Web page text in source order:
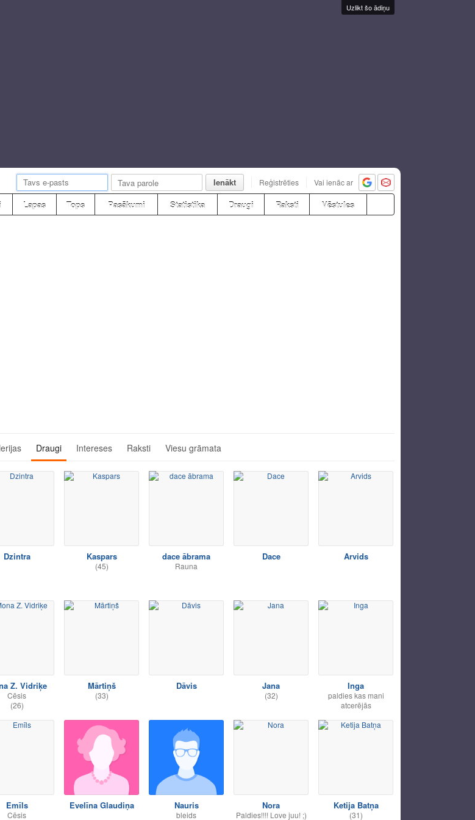
Uzlikt šo ādiņu
Ienākt Reģistrēties Vai ienāc ar
Lapas Tops Pasākumi Statistika Draugi Raksti Vēstules
Draugi Intereses Raksti Viesu grāmata
Dzintra Kaspars
(45)
dace ābrama
Rauna
Dace Arvids
Z. Vidriķe
Cēsis
(26)
Mārtiņš
(33)
Dāvis Jana
(32)
Inga
paldies kas mani
atcerējās
Emīls
Cēsis
Evelīna Glaudiņa Nauris
bleids
Nora
Paldies!!!! Love juu! ;)
Ketija Batņa
(31)